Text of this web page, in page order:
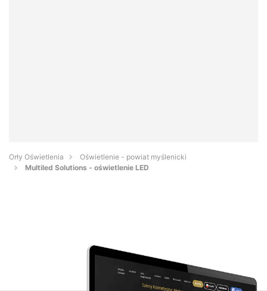
Orły Oświetlenia
Oświetlenie - powiat myślenicki
Multiled Solutions - oświetlenie LED